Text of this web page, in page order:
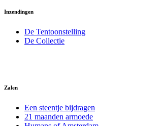
Inzendingen
De Tentoonstelling
De Collectie
Zalen
Een steentje bijdragen
21 maanden armoede